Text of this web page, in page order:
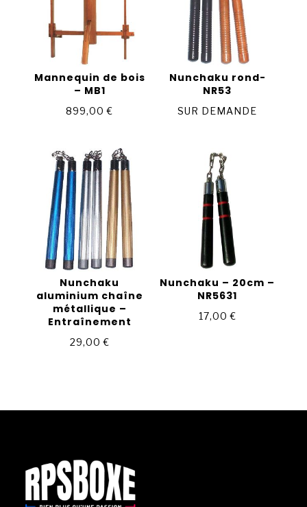
Mannequin de bois
– MB1
899,00€
Nunchaku rond-
NR53
SUR DEMANDE
Nunchaku
aluminium chaîne
métallique –
Entraînement
29,00€
Nunchaku – 20cm –
NR5631
17,00€